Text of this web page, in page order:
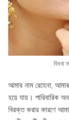
বিধবা
আমার নাম রেহেনা,
হয়ে যায়। পারিবারিক
বিরক্ত করার কারণে